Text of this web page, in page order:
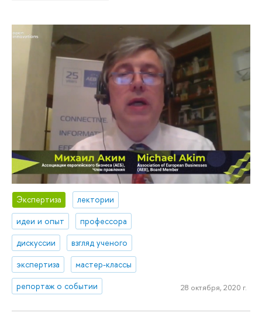
Экспертиза
лектории
идеи и опыт
профессора
дискуссии
взгляд ученого
экспертиза
мастер-классы
репортаж о событии
28 октября, 2020 г.